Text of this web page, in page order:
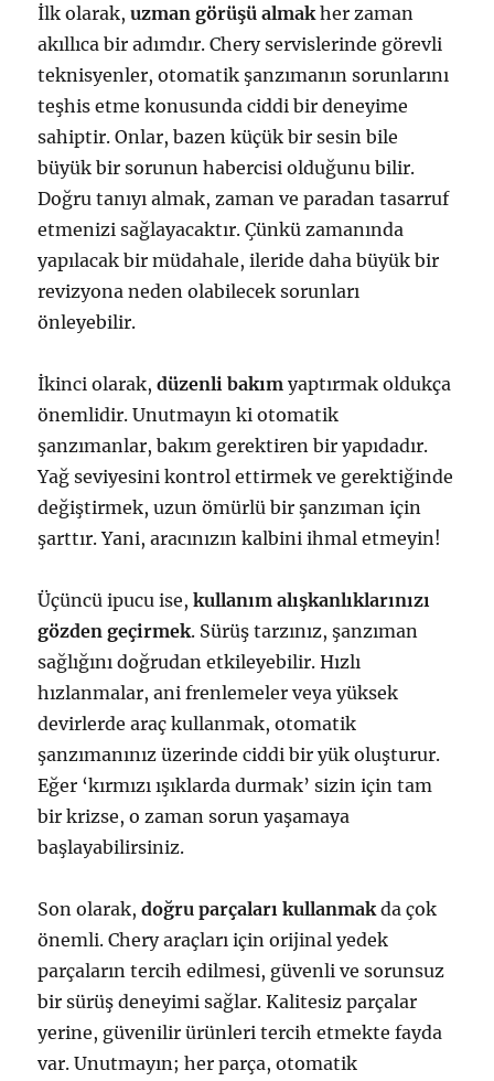
İlk olarak,uzman görüşü almak her zaman
akıllıca bir adımdır. Chery servislerinde görevli
teknisyenler, otomatik şanzımanın sorunlarını
teşhis etme konusunda ciddi bir deneyime
sahiptir. Onlar, bazen küçük bir sesin bile
büyük bir sorunun habercisi olduğunu bilir.
Doğru tanıyı almak, zaman ve paradan tasarruf
etmenizi sağlayacaktır. Çünkü zamanında
yapılacak bir müdahale, ileride daha büyük bir
revizyona neden olabilecek sorunları
önleyebilir.
İkinci olarak,düzenli bakım yaptırmak oldukça
önemlidir. Unutmayın ki otomatik
şanzımanlar, bakım gerektiren bir yapıdadır.
Yağ seviyesini kontrol ettirmek ve gerektiğinde
değiştirmek, uzun ömürlü bir şanzıman için
şarttır. Yani, aracınızın kalbini ihmal etmeyin!
Üçüncü ipucu ise,kullanım alışkanlıklarınızı
gözden geçirmek. Sürüş tarzınız, şanzıman
sağlığını doğrudan etkileyebilir. Hızlı
hızlanmalar, ani frenlemeler veya yüksek
devirlerde araç kullanmak, otomatik
şanzımanınız üzerinde ciddi bir yük oluşturur.
Eğer ‘kırmızı ışıklarda durmak’ sizin için tam
bir krizse, o zaman sorun yaşamaya
başlayabilirsiniz.
Son olarak,doğru parçaları kullanmak da çok
önemli. Chery araçları için orijinal yedek
parçaların tercih edilmesi, güvenli ve sorunsuz
bir sürüş deneyimi sağlar. Kalitesiz parçalar
yerine, güvenilir ürünleri tercih etmekte fayda
var. Unutmayın; her parça, otomatik